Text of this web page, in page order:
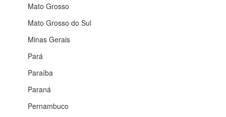
Mato Grosso
Mato Grosso do Sul
Minas Gerais
Pará
Paraíba
Paraná
Pernambuco